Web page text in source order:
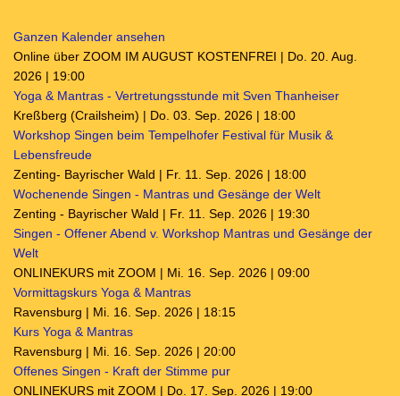
Ganzen Kalender ansehen
Online über ZOOM IM AUGUST KOSTENFREI | Do. 20. Aug.
2026 | 19:00
Yoga & Mantras - Vertretungsstunde mit Sven Thanheiser
Kreßberg (Crailsheim) | Do. 03. Sep. 2026 | 18:00
Workshop Singen beim Tempelhofer Festival für Musik &
Lebensfreude
Zenting- Bayrischer Wald | Fr. 11. Sep. 2026 | 18:00
Wochenende Singen - Mantras und Gesänge der Welt
Zenting - Bayrischer Wald | Fr. 11. Sep. 2026 | 19:30
Singen - Offener Abend v. Workshop Mantras und Gesänge der
Welt
ONLINEKURS mit ZOOM | Mi. 16. Sep. 2026 | 09:00
Vormittagskurs Yoga & Mantras
Ravensburg | Mi. 16. Sep. 2026 | 18:15
Kurs Yoga & Mantras
Ravensburg | Mi. 16. Sep. 2026 | 20:00
Offenes Singen - Kraft der Stimme pur
ONLINEKURS mit ZOOM | Do. 17. Sep. 2026 | 19:00